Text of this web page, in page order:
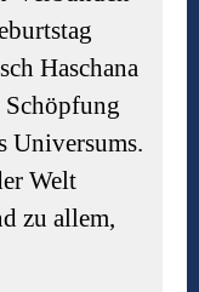
Haschana
Schöpfung
Universums.
Welt
zu allem,